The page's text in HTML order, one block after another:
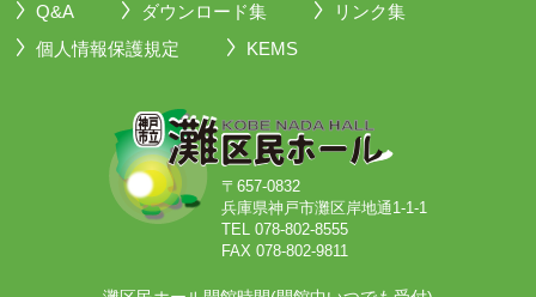
Q&A ダウンロード集
リンク集
個人情報保護規定
KEMS
〒657-0832
兵庫県神戸市灘区岸地通1-1-1
TEL 078-802-8555
FAX 078-802-9811